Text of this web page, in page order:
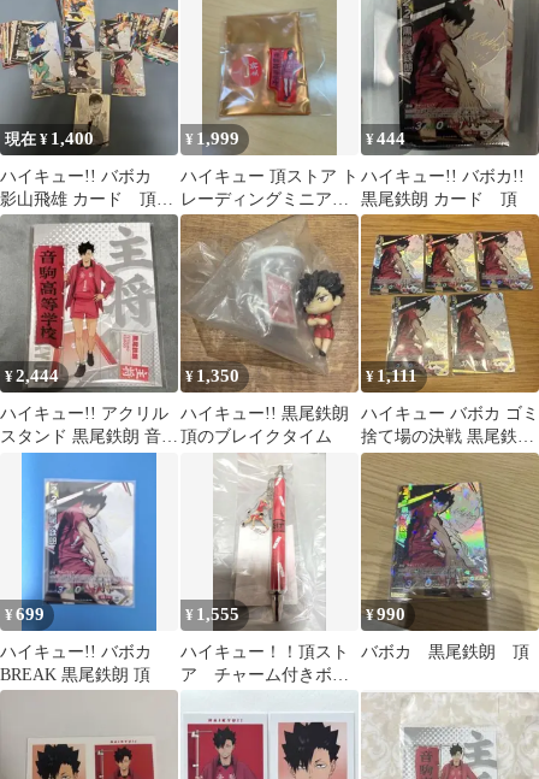
現在 ¥ 1,400
ハイキュー!! バボカ
影山飛雄 カード 頂P
まとめ売り
¥ 1,999
ハイキュー 頂ストア ト
レーディングミニアク
リルスタンド 黒尾
¥444
ハイキュー!! バボカ!!
黒尾鉄朗 カード 頂
¥2,444
ハイキュー!! アクリル
スタンド 黒尾鉄朗 音駒
¥ 1,350
ハイキュー!! 黒尾鉄朗
頂のブレイクタイム
¥ 1,111
ハイキュー バボカ ゴミ
捨て場の決戦 黒尾鉄朗
頂 5枚セット
¥699
ハイキュー!! バボカ
BREAK 黒尾鉄朗 頂
¥ 1,555
ハイキュー！！頂スト
ア チャーム付きボー
ルペン 音駒高校 黒
尾鉄朗 孤爪研磨
¥990
バボカ 黒尾鉄朗 頂